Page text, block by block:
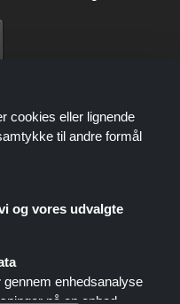
er ikke involveret, når du
dk optjener kun
links/tilbud.
cookies eller lignende
til andre formål
og vores udvalgte
gennem enhedsanalyse
på en enhed